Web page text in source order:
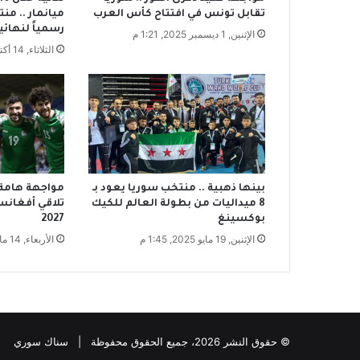
ر
ح
ت
ا
ل
أ
م
م
ن
ا
ب
ن
ا
تقابل تونس في افتتاح كأس العرب
الإثنين, 1 ديسمبر 2025, 1:21 م
ميانمار ..
رسمياً
الثلاثاء, 14 أكتوبر 2025, 4:12 م
بينها ذهبية .. منتخب سوريا يعود بـ
8 ميداليات من بطولة العالم للكيك
بوكسينغ
الإثنين, 19 مايو 2025, 1:45 م
مواجهة
تلاقي
2027
الأربعاء, 14 مايو 2025, 3:58 م
© حقوق النشر 2026، جميع الحقوق محفوظة | سناك سوري